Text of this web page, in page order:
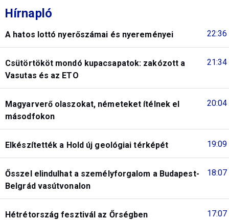
Hírnapló
22:36
A hatos lottó nyerőszámai és nyereményei
21:34
Csütörtököt mondó kupacsapatok: zakózott a
Vasutas és az ETO
20:04
Magyarverő olaszokat, németeket ítélnek el
másodfokon
19:09
Elkészítették a Hold új geológiai térképét
18:07
Ősszel elindulhat a személyforgalom a Budapest-
Belgrád vasútvonalon
17:07
Hétrétország fesztivál az Őrségben